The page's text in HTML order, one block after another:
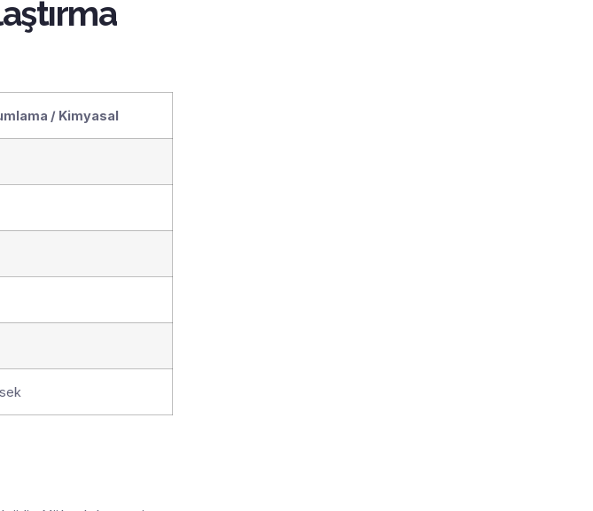
/ Kimyasal